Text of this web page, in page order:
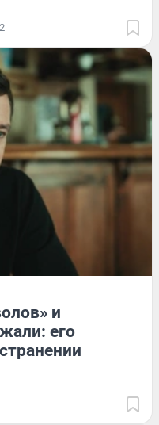
и
его